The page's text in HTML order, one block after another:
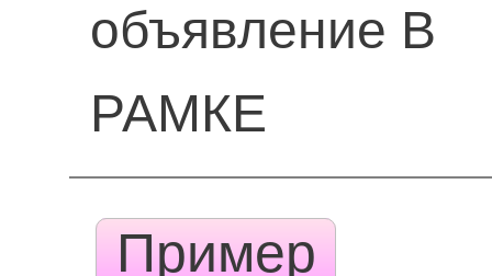
объявление В
РАМКЕ
Пример